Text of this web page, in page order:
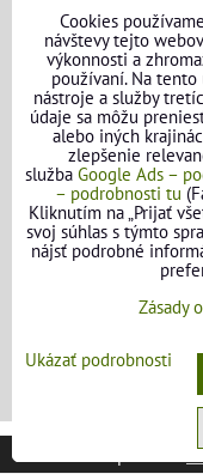
O nás
Kontakt
Požičovňa
Názory našich
Mapa stránok
SLEDUJTE
Facebook
Cookies
návštevy tejto
výkonnosti a
používaní. Na
nástroje a služby
údaje sa môžu
alebo iných
zlepšenie
služba Google Ads –
– podrobnosti tu
Kliknutím na „Prijať
svoj súhlas s týmto
nájsť podrobné
Zásady
Ukázať podrobnosti
Táto stránka používa